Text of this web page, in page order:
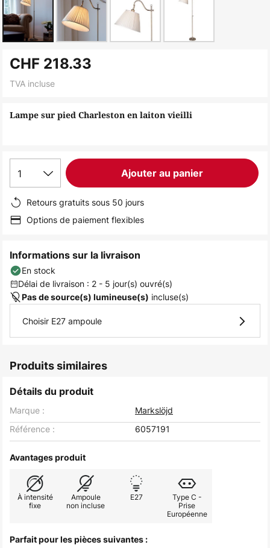
to
the
of
gallery
Lampe sur pied Charleston en laiton vieilli
CHF 218.33
TVA incluse
1 Ajouter au panier
Retours gratuits sous 50 jours
Options de paiement flexibles
Informations sur la livraison
En stock
Délai de livraison : 2 - 5 jour(s) ouvré(s)
Pas de source(s) lumineuse(s) incluse(s)
Choisir E27 ampoule
Produits similaires
Détails du produit
Marque :
Markslöjd
Référence :
6057191
Avantages produit
À intensité
fixe
Ampoule
non incluse
E27
Type C -
Prise
Européenne
Parfait pour les pièces suivantes :